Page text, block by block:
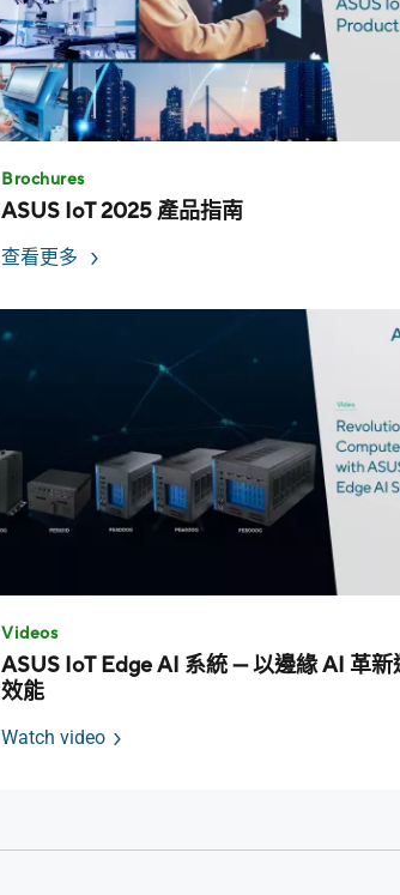
Brochures
ASUS IoT 2025 產品指南
查看更多
Videos
ASUS IoT Edge AI 系統 — 以邊緣 AI 革新
效能
Watch video